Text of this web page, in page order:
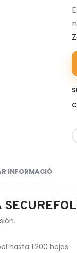
INFORMACIÓ
hasta 1.200 hojas.